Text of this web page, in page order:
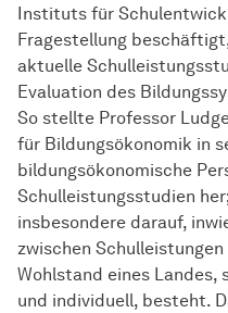
Instituts für
Fragestellung
aktuelle
Evaluation des
So stellte Professor
für Bildungsökonomik in
bildungsökonomische
Schulleistungsstudien
insbesondere darauf,
zwischen
Wohlstand eines
und individuell, besteht.